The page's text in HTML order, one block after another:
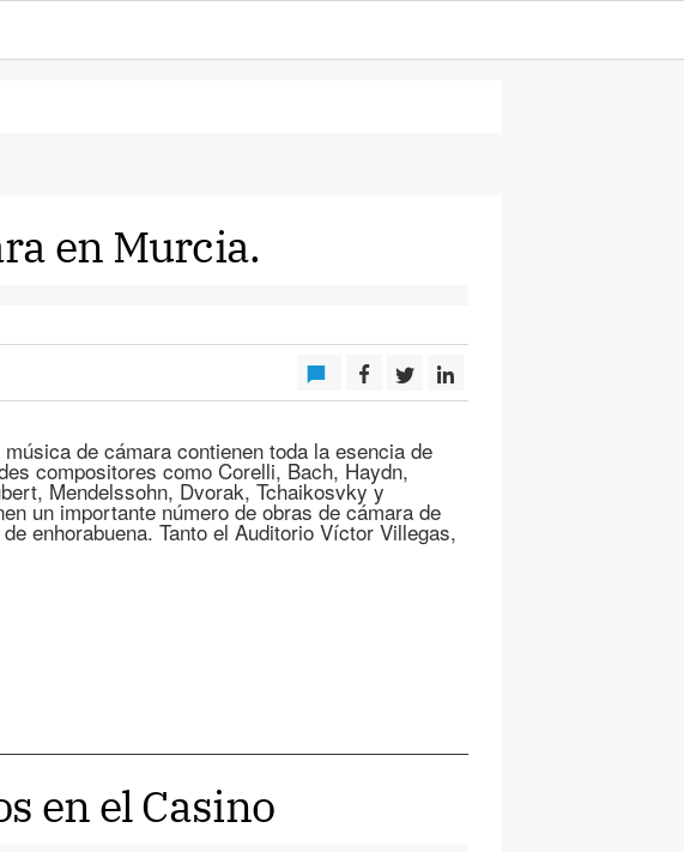
en Murcia.
de cámara contienen toda la esencia de
compositores como Corelli, Bach, Haydn,
Mendelssohn, Dvorak, Tchaikosvky y
un importante número de obras de cámara de
enhorabuena. Tanto el Auditorio Víctor Villegas,
en el Casino